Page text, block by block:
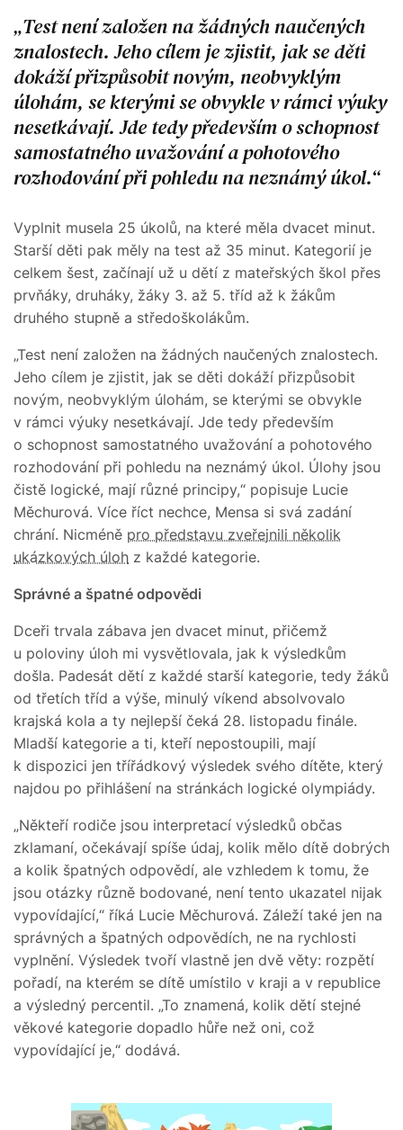
Test není založen na žádných naučených
znalostech. Jeho cílem je zjistit, jak se děti
dokáží přizpůsobit novým, neobvyklým
úlohám, se kterými se obvykle v rámci výuky
nesetkávají. Jde tedy především o schopnost
samostatného uvažování a pohotového
rozhodování při pohledu na neznámý úkol.
Vyplnit musela 25 úkolů, na které měla dvacet minut.
Starší děti pak měly na test až 35 minut. Kategorií je
celkem šest, začínají už u dětí z mateřských škol přes
prvňáky, druháky, žáky 3. až 5. tříd až k žákům
druhého stupně a středoškolákům.
„Test není založen na žádných naučených znalostech.
Jeho cílem je zjistit, jak se děti dokáží přizpůsobit
novým, neobvyklým úlohám, se kterými se obvykle
v rámci výuky nesetkávají. Jde tedy především
o schopnost samostatného uvažování a pohotového
rozhodování při pohledu na neznámý úkol. Úlohy jsou
čistě logické, mají různé principy,“ popisuje Lucie
Měchurová. Více říct nechce, Mensa si svá zadání
chrání. Nicméně pro představu zveřejnili několik
ukázkových úloh z každé kategorie.
Správné a špatné odpovědi
Dceři trvala zábava jen dvacet minut, přičemž
u poloviny úloh mi vysvětlovala, jak k výsledkům
došla. Padesát dětí z každé starší kategorie, tedy žáků
od třetích tříd a výše, minulý víkend absolvovalo
krajská kola a ty nejlepší čeká 28. listopadu finále.
Mladší kategorie a ti, kteří nepostoupili, mají
k dispozici jen třířádkový výsledek svého dítěte, který
najdou po přihlášení na stránkách logické olympiády.
„Někteří rodiče jsou interpretací výsledků občas
zklamaní, očekávají spíše údaj, kolik mělo dítě dobrých
a kolik špatných odpovědí, ale vzhledem k tomu, že
jsou otázky různě bodované, není tento ukazatel nijak
vypovídající,“ říká Lucie Měchurová. Záleží také jen na
správných a špatných odpovědích, ne na rychlosti
vyplnění. Výsledek tvoří vlastně jen dvě věty: rozpětí
pořadí, na kterém se dítě umístilo v kraji a v republice
a výsledný percentil. „To znamená, kolik dětí stejné
věkové kategorie dopadlo hůře než oni, což
vypovídající je,“ dodává.